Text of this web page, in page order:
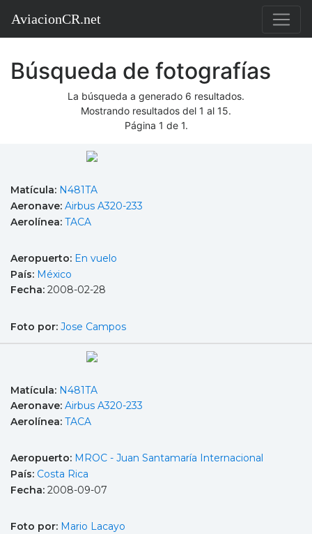
AviacionCR.net
Búsqueda de fotografías
La búsqueda a generado 6 resultados.
Mostrando resultados del 1 al 15.
Página 1 de 1.
Matícula: N481TA
Aeronave: Airbus A320-233
Aerolínea: TACA
Aeropuerto: En vuelo
País: México
Fecha: 2008-02-28
Foto por: Jose Campos
Matícula: N481TA
Aeronave: Airbus A320-233
Aerolínea: TACA
Aeropuerto: MROC - Juan Santamaría Internacional
País: Costa Rica
Fecha: 2008-09-07
Foto por: Mario Lacayo